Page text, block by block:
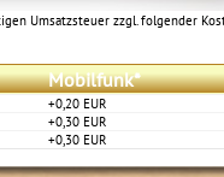
Umsatzsteuer zzgl. folgender
Mobilfunk*
+0,20 EUR
+0,30 EUR
+0,30 EUR